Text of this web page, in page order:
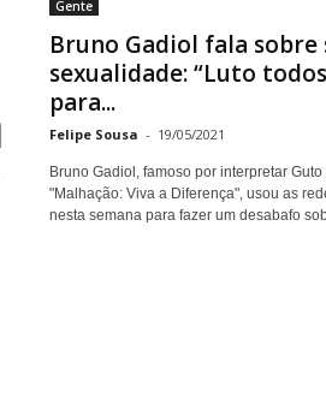
Gente
Bruno Gadiol fala sobre
sexualidade: “Luto
para...
Felipe Sousa - 19/05/2021
Bruno Gadiol, famoso por interpretar Guto
"Malhação: Viva a Diferença", usou as
nesta semana para fazer um desabafo